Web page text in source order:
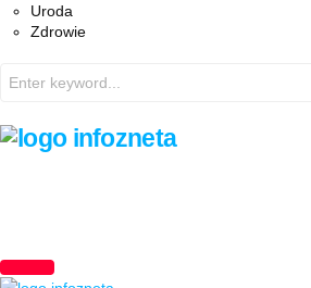
Uroda
Zdrowie
for:
PRIMARY